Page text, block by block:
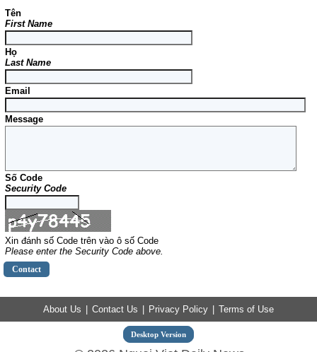
Tên
First Name
Họ
Last Name
Email
Message
Số Code
Security Code
Xin đánh số Code trên vào ô số Code
Please enter the Security Code above.
About Us Contact Us Privacy Policy Terms of Use
Desktop Version